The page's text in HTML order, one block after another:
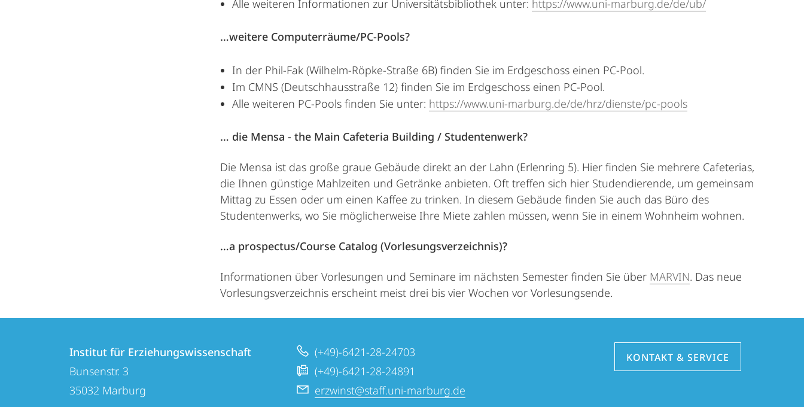
Alle weiteren Informationen zur Universitätsbibliothek unter: https://www.uni-marburg.de/de/ub/
…weitere Computerräume/PC-Pools?
In der Phil-Fak (Wilhelm-Röpke-Straße 6B) finden Sie im Erdgeschoss einen PC-Pool.
Im CMNS (Deutschhausstraße 12) finden Sie im Erdgeschoss einen PC-Pool.
Alle weiteren PC-Pools finden Sie unter: https://www.uni-marburg.de/de/hrz/dienste/pc-pools
… die Mensa - the Main Cafeteria Building / Studentenwerk?
Die Mensa ist das große graue Gebäude direkt an der Lahn (Erlenring 5). Hier finden Sie mehrere Cafeterias,
die Ihnen günstige Mahlzeiten und Getränke anbieten. Oft treffen sich hier Studendierende, um gemeinsam
Mittag zu Essen oder um einen Kaffee zu trinken. In diesem Gebäude finden Sie auch das Büro des
Studentenwerks, wo Sie möglicherweise Ihre Miete zahlen müssen, wenn Sie in einem Wohnheim wohnen.
…a prospectus/Course Catalog (Vorlesungsverzeichnis)?
Informationen über Vorlesungen und Seminare im nächsten Semester finden Sie über MARVIN. Das neue
Vorlesungsverzeichnis erscheint meist drei bis vier Wochen vor Vorlesungsende.
Informationen
Kontaktinformationen
Institut
für
Erziehungswissenschaft
Institut für Erziehungswissenschaft
Bunsenstr. 3
35032 Marburg
(+49)-6421-28-24703
(+49)-6421-28-24891
erzwinst@staff.uni-marburg.de
KONTAKT & SERVICE